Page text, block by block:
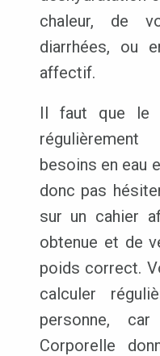
chaleur, de
diarrhées, ou
affectif.
Il faut que le
besoins en eau
donc pas
sur un cahier
obtenue et de
poids correct.
calculer
personne,
Corporelle